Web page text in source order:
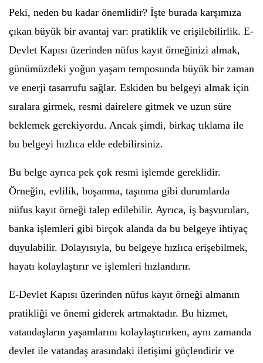
Peki, neden bu kadar önemlidir? İşte burada karşımıza
çıkan büyük bir avantaj var: pratiklik ve erişilebilirlik. E-
Devlet Kapısı üzerinden nüfus kayıt örneğinizi almak,
günümüzdeki yoğun yaşam temposunda büyük bir zaman
ve enerji tasarrufu sağlar. Eskiden bu belgeyi almak için
sıralara girmek, resmi dairelere gitmek ve uzun süre
beklemek gerekiyordu. Ancak şimdi, birkaç tıklama ile
bu belgeyi hızlıca elde edebilirsiniz.
Bu belge ayrıca pek çok resmi işlemde gereklidir.
Örneğin, evlilik, boşanma, taşınma gibi durumlarda
nüfus kayıt örneği talep edilebilir. Ayrıca, iş başvuruları,
banka işlemleri gibi birçok alanda da bu belgeye ihtiyaç
duyulabilir. Dolayısıyla, bu belgeye hızlıca erişebilmek,
hayatı kolaylaştırır ve işlemleri hızlandırır.
E-Devlet Kapısı üzerinden nüfus kayıt örneği almanın
pratikliği ve önemi giderek artmaktadır. Bu hizmet,
vatandaşların yaşamlarını kolaylaştırırken, aynı zamanda
devlet ile vatandaş arasındaki iletişimi güçlendirir ve